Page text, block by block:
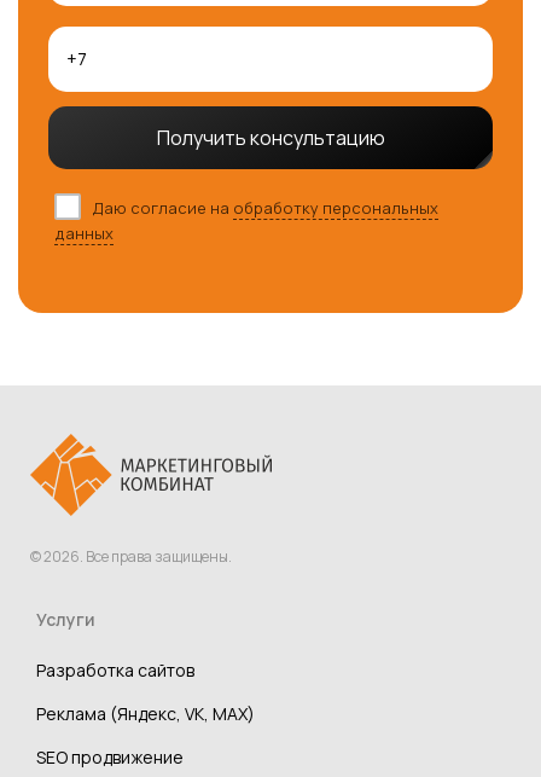
Получить консультацию
Даю согласие на обработку персональных
данных
© 2026. Все права защищены.
Услуги
Разработка сайтов
Реклама (Яндекс, VK, MAX)
SEO продвижение